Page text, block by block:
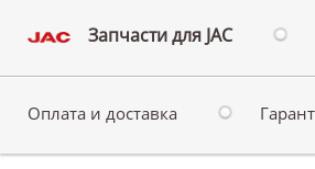
Запчасти для JAC
Оплата и доставка